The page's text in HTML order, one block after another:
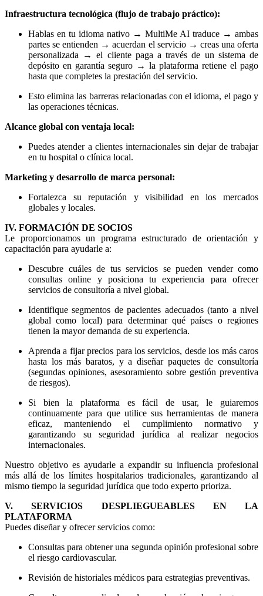
Infraestructura tecnológica (flujo de trabajo práctico):
Hablas en tu idioma nativo → MultiMe AI traduce → ambas
partes se entienden → acuerdan el servicio → creas una oferta
personalizada → el cliente paga a través de un sistema de
depósito en garantía seguro → la plataforma retiene el pago
hasta que completes la prestación del servicio.
Esto elimina las barreras relacionadas con el idioma, el pago y
las operaciones técnicas.
Alcance global con ventaja local:
Puedes atender a clientes internacionales sin dejar de trabajar
en tu hospital o clínica local.
Marketing y desarrollo de marca personal:
Fortalezca su reputación y visibilidad en los mercados
globales y locales.
IV. FORMACIÓN DE SOCIOS
Le proporcionamos un programa estructurado de orientación y
capacitación para ayudarle a:
Descubre cuáles de tus servicios se pueden vender como
consultas online y posiciona tu experiencia para ofrecer
servicios de consultoría a nivel global.
Identifique segmentos de pacientes adecuados (tanto a nivel
global como local) para determinar qué países o regiones
tienen la mayor demanda de su experiencia.
Aprenda a fijar precios para los servicios, desde los más caros
hasta los más baratos, y a diseñar paquetes de consultoría
(segundas opiniones, asesoramiento sobre gestión preventiva
de riesgos).
Si bien la plataforma es fácil de usar, le guiaremos
continuamente para que utilice sus herramientas de manera
eficaz, manteniendo el cumplimiento normativo y
garantizando su seguridad jurídica al realizar negocios
internacionales.
Nuestro objetivo es ayudarle a expandir su influencia profesional
más allá de los límites hospitalarios tradicionales, garantizando al
mismo tiempo la seguridad jurídica que todo experto prioriza.
V. SERVICIOS DESPLIEGUEABLES EN LA
PLATAFORMA
Puedes diseñar y ofrecer servicios como:
Consultas para obtener una segunda opinión profesional sobre
el riesgo cardiovascular.
Revisión de historiales médicos para estrategias preventivas.